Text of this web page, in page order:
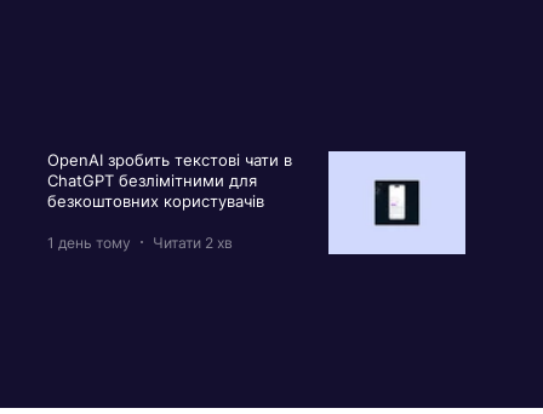
OpenAI зробить текстові чати в
ChatGPT безлімітними для
безкоштовних користувачів
1 день тому Читати 2 хв